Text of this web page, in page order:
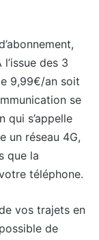
l’issue des 3
9,99€/an soit
se
qui s’appelle
un réseau 4G,
que la
téléphone.
vos trajets en
de